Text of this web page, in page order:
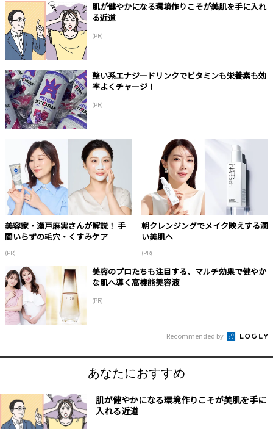
肌が健やかになる環境作りこそが美肌を手に入れ
る近道
(PR)
整い系エナジードリンクでビタミンも栄養素も効
率よくチャージ！
(PR)
美容家・瀬戸麻実さんが解説！ 手
間いらずの毛穴・くすみケア
(PR)
朝クレンジングでメイク映えする潤
い美肌へ
(PR)
美容のプロたちも注目する、マルチ効果で健やか
な肌へ導く高機能美容液
(PR)
Recommended by
あなたにおすすめ
肌が健やかになる環境作りこそが美肌を手に
入れる近道